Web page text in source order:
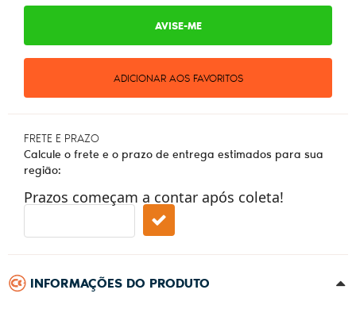
AVISE-ME
ADICIONAR AOS FAVORITOS
FRETE E PRAZO
Calcule o frete e o prazo de entrega estimados para sua
região:
Prazos começam a contar após coleta!
INFORMAÇÕES DO PRODUTO